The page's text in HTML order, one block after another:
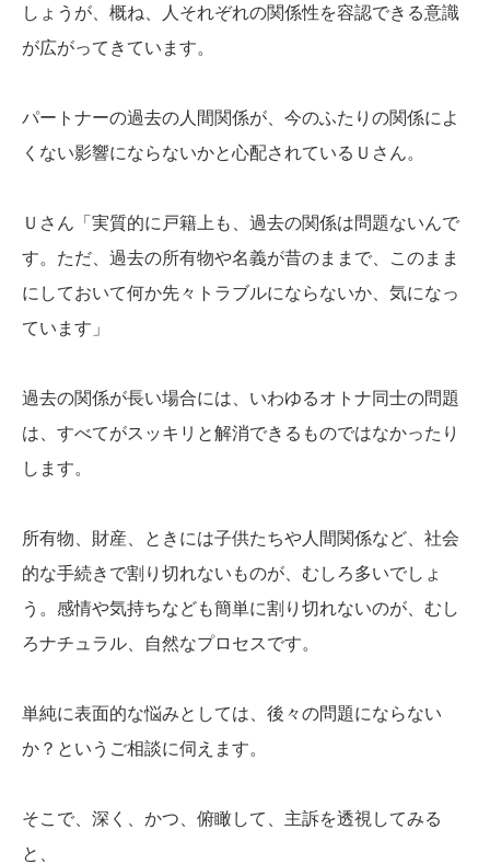
しょうが、概ね、人それぞれの関係性を容認できる意識
が広がってきています。
パートナーの過去の人間関係が、今のふたりの関係によ
くない影響にならないかと心配されているＵさん。
Ｕさん「実質的に戸籍上も、過去の関係は問題ないんで
す。ただ、過去の所有物や名義が昔のままで、このまま
にしておいて何か先々トラブルにならないか、気になっ
ています」
過去の関係が長い場合には、いわゆるオトナ同士の問題
は、すべてがスッキリと解消できるものではなかったり
します。
所有物、財産、ときには子供たちや人間関係など、社会
的な手続きで割り切れないものが、むしろ多いでしょ
う。感情や気持ちなども簡単に割り切れないのが、むし
ろナチュラル、自然なプロセスです。
単純に表面的な悩みとしては、後々の問題にならない
か？というご相談に伺えます。
そこで、深く、かつ、俯瞰して、主訴を透視してみる
と、